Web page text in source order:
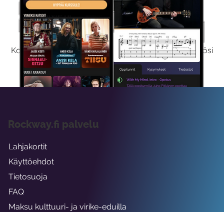
Kokeile Ilmaiseksi
Kokeilemalla ilmaiseksi saat koko sisältömme käyttöösi
viikon ajaksi.
Rockway.fi palvelu
Lahjakortit
Käyttöehdot
Tietosuoja
FAQ
Maksu kulttuuri- ja virike-eduilla